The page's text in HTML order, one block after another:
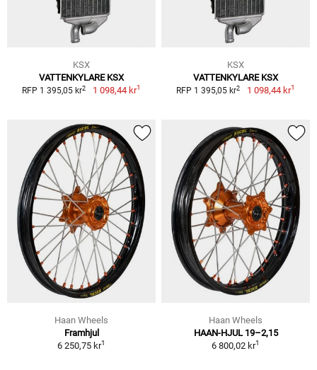
KSX
VATTENKYLARE KSX
RFP 1 395,05 kr2 1 098,44 kr1
KSX
VATTENKYLARE KSX
RFP 1 395,05 kr2 1 098,44 kr1
Haan Wheels
Framhjul
6 250,75 kr1
Haan Wheels
HAAN-HJUL 19–2,15
6 800,02 kr1